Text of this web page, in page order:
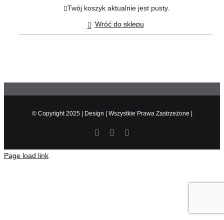
Twój koszyk aktualnie jest pusty.
Wróć do sklepu
© Copyright 2025 | Design | Wszystkie Prawa Zastrzeżone |
Page load link